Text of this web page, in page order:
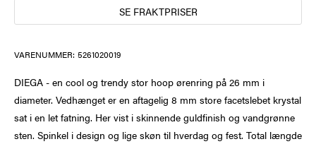
SE FRAKTPRISER
VARENUMMER: 5261020019
DIEGA - en cool og trendy stor hoop ørenring på 26 mm i
diameter. Vedhænget er en aftagelig 8 mm store facetslebet krystal
sat i en let fatning. Her vist i skinnende guldfinish og vandgrønne
sten. Spinkel i design og lige skøn til hverdag og fest. Total længde